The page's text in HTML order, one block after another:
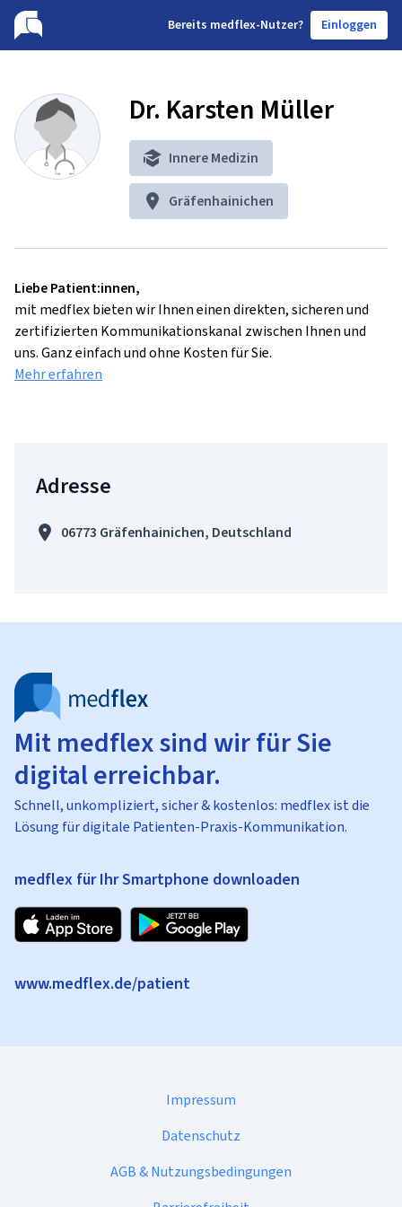
Bereits medflex-Nutzer? Einloggen
Dr. Karsten Müller
Innere Medizin
Gräfenhainichen
Liebe Patient:innen,
mit medflex bieten wir Ihnen einen direkten, sicheren und
zertifizierten Kommunikationskanal zwischen Ihnen und
uns. Ganz einfach und ohne Kosten für Sie.
Mehr erfahren
Adresse
06773 Gräfenhainichen, Deutschland
Mit medflex sind wir für Sie
digital erreichbar.
Schnell, unkompliziert, sicher & kostenlos: medflex ist die
Lösung für digitale Patienten-Praxis-Kommunikation.
medflex für Ihr Smartphone downloaden
www.medflex.de/patient
Impressum
Datenschutz
AGB & Nutzungsbedingungen